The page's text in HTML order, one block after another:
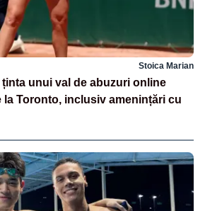
Stoica Marian
unui val de abuzuri online
la Toronto, inclusiv amenințări cu